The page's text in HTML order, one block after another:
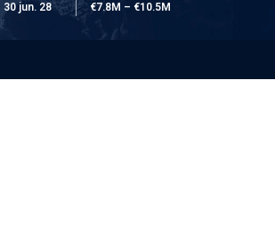
30 jun. 28
€7.8M – €10.5M